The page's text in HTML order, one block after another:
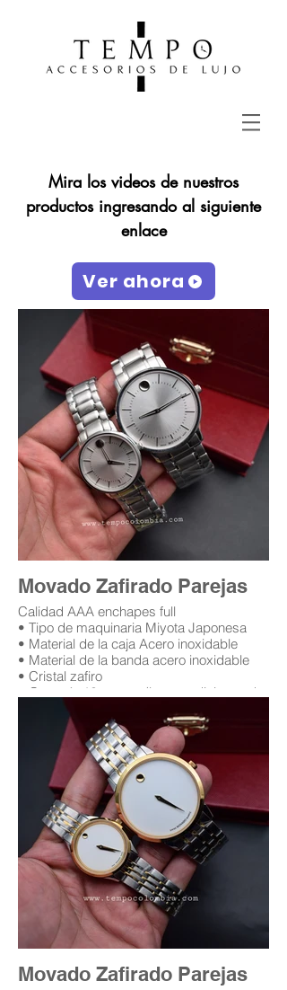
Mira los videos de nuestros
productos ingresando al siguiente
enlace
Ver ahora
Movado Zafirado Parejas
Calidad AAA enchapes full
• Tipo de maquinaria Miyota Japonesa
• Material de la caja Acero inoxidable
• Material de la banda acero inoxidable
• Cristal zafiro
• Garantía 12 meses (leer condiciones de
garantía)
Movado Zafirado Parejas